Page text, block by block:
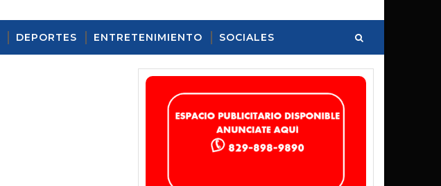
DEPORTES ENTRETENIMIENTO SOCIALES